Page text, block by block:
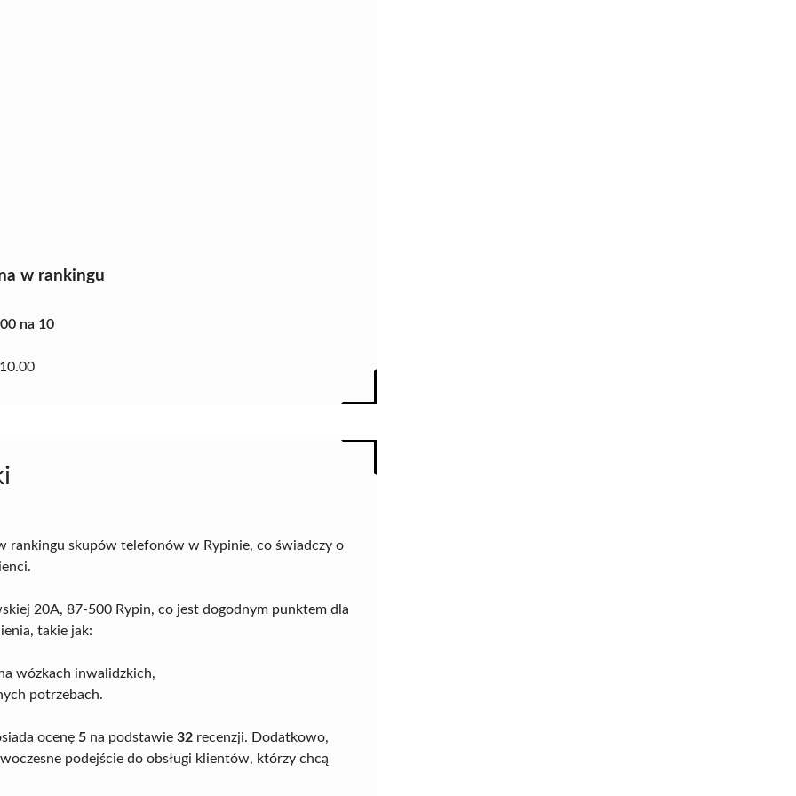
w rankingu
na 10
10.00
rankingu skupów telefonów w Rypinie, co świadczy o
20A, 87-500 Rypin, co jest dogodnym punktem dla
takie jak:
wózkach inwalidzkich,
potrzebach.
ocenę 5 na podstawie 32 recenzji. Dodatkowo,
podejście do obsługi klientów, którzy chcą